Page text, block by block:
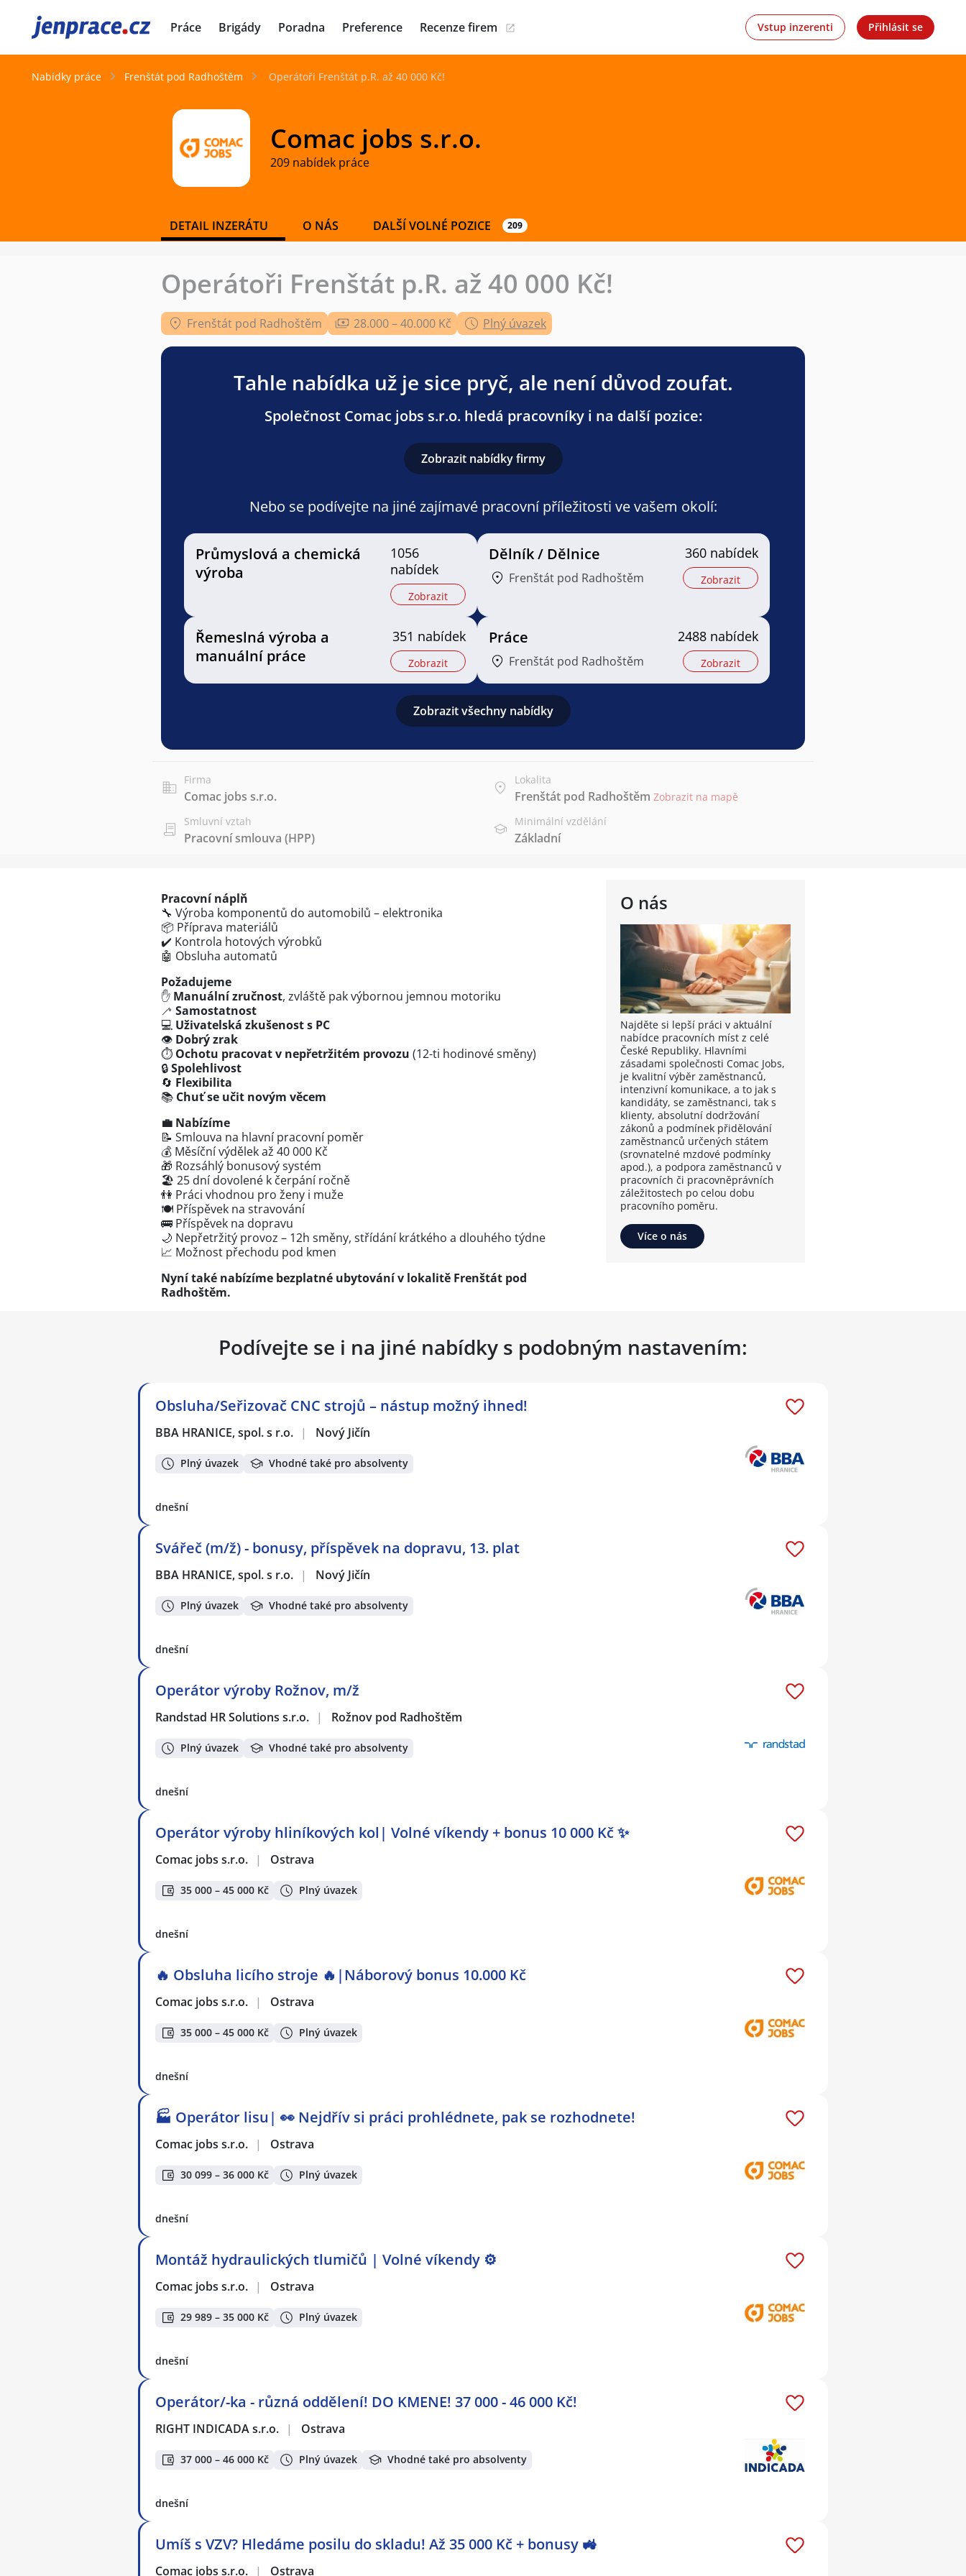
JenPráce.cz Práce Brigády Poradna Preference Recenze firem Vstup inzerenti Přihlásit se
Nabídky práce Frenštát pod Radhoštěm Operátoři Frenštát p.R. až 40 000 Kč!
Comac jobs s.r.o.
209 nabídek práce
DETAIL INZERÁTU O NÁS DALŠÍ VOLNÉ POZICE 209
Operátoři Frenštát p.R. až 40 000 Kč!
Frenštát pod Radhoštěm 28.000 – 40.000 Kč Plný úvazek
Tahle nabídka už je sice pryč, ale není důvod zoufat.
Společnost Comac jobs s.r.o. hledá pracovníky i na další pozice:
Zobrazit nabídky firmy
Nebo se podívejte na jiné zajímavé pracovní příležitosti ve vašem okolí:
Průmyslová a chemická
výroba
1056
nabídek
Zobrazit
Dělník / Dělnice
Frenštát pod Radhoštěm
360 nabídek
Zobrazit
Řemeslná výroba a
manuální práce
351 nabídek
Zobrazit
Práce
Frenštát pod Radhoštěm
2488 nabídek
Zobrazit
Zobrazit všechny nabídky
Firma
Comac jobs s.r.o.
Lokalita
Frenštát pod Radhoštěm Zobrazit na mapě
Smluvní vztah
Pracovní smlouva (HPP)
Minimální vzdělání
Základní
O nás
Najděte si lepší práci v aktuální
nabídce pracovních míst z celé
České Republiky. Hlavními
zásadami společnosti Comac Jobs,
je kvalitní výběr zaměstnanců,
intenzivní komunikace, a to jak s
kandidáty, se zaměstnanci, tak s
klienty, absolutní dodržování
zákonů a podmínek přidělování
zaměstnanců určených státem
(srovnatelné mzdové podmínky
apod.), a podpora zaměstnanců v
pracovních či pracovněprávních
záležitostech po celou dobu
pracovního poměru.
Více o nás
Pracovní náplň
🔧 Výroba komponentů do automobilů – elektronika
📦 Příprava materiálů
✔️ Kontrola hotových výrobků
🤖 Obsluha automatů
Požadujeme
✋ Manuální zručnost, zvláště pak výbornou jemnou motoriku
🦯 Samostatnost
💻 Uživatelská zkušenost s PC
👁️ Dobrý zrak
⏱️ Ochotu pracovat v nepřetržitém provozu (12-ti hodinové směny)
🔒Spolehlivost
🔄 Flexibilita
📚 Chuť se učit novým věcem
💼 Nabízíme
📝 Smlouva na hlavní pracovní poměr
💰 Měsíční výdělek až 40 000 Kč
🎁 Rozsáhlý bonusový systém
🏖️ 25 dní dovolené k čerpání ročně
👫 Práci vhodnou pro ženy i muže
🍽️ Příspěvek na stravování
🚌 Příspěvek na dopravu
🌙 Nepřetržitý provoz – 12h směny, střídání krátkého a dlouhého týdne
📈 Možnost přechodu pod kmen
Nyní také nabízíme bezplatné ubytování v lokalitě Frenštát pod
Radhoštěm.
Podívejte se i na jiné nabídky s podobným nastavením:
Obsluha/Seřizovač CNC strojů – nástup možný ihned!
BBA HRANICE, spol. s r.o. | Nový Jičín
Plný úvazek Vhodné také pro absolventy
dnešní
Svářeč (m/ž) - bonusy, příspěvek na dopravu, 13. plat
BBA HRANICE, spol. s r.o. | Nový Jičín
Plný úvazek Vhodné také pro absolventy
dnešní
Operátor výroby Rožnov, m/ž
Randstad HR Solutions s.r.o. | Rožnov pod Radhoštěm
Plný úvazek Vhodné také pro absolventy
dnešní
Operátor výroby hliníkových kol| Volné víkendy + bonus 10 000 Kč ✨
Comac jobs s.r.o. | Ostrava
35 000 – 45 000 Kč Plný úvazek
dnešní
🔥 Obsluha licího stroje 🔥|Náborový bonus 10.000 Kč
Comac jobs s.r.o. | Ostrava
35 000 – 45 000 Kč Plný úvazek
dnešní
🏭 Operátor lisu| 👀 Nejdřív si práci prohlédnete, pak se rozhodnete!
Comac jobs s.r.o. | Ostrava
30 099 – 36 000 Kč Plný úvazek
dnešní
Montáž hydraulických tlumičů | Volné víkendy ⚙️
Comac jobs s.r.o. | Ostrava
29 989 – 35 000 Kč Plný úvazek
dnešní
Operátor/-ka - různá oddělení! DO KMENE! 37 000 - 46 000 Kč!
RIGHT INDICADA s.r.o. | Ostrava
37 000 – 46 000 Kč Plný úvazek Vhodné také pro absolventy
dnešní
Umíš s VZV? Hledáme posilu do skladu! Až 35 000 Kč + bonusy 🚜
Comac jobs s.r.o. | Ostrava